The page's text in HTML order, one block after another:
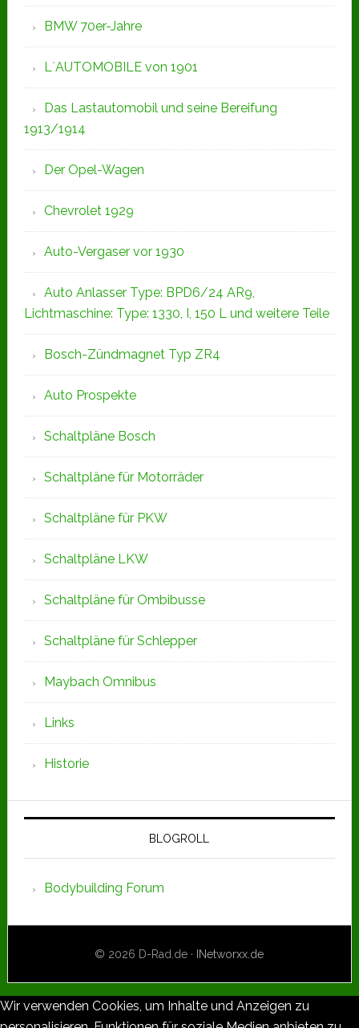
BMW 70er-Jahre
L`AUTOMOBILE von 1901
Das Lastautomobil und seine Bereifung
1913/1914
Der Opel-Wagen
Chevrolet 1929
Auto-Vergaser vor 1930
Auto Anlasser Type: BPD6/24 AR9,
Lichtmaschine: Type: 1330, I, 150 L und weitere Teile
Bosch-Zündmagnet Typ ZR4
Auto Prospekte
Schaltpläne Bosch
Schaltpläne für Motorräder
Schaltpläne für PKW
Schaltpläne LKW
Schaltpläne für Ombibusse
Schaltpläne für Schlepper
Maybach Omnibus
Links
Historie
BLOGROLL
Bodybuilding Forum
© 2026 D-Rad.de · INetworxx.de
Wir verwenden Cookies, um Inhalte und Anzeigen zu